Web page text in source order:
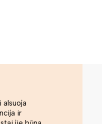
alsuoja
ir